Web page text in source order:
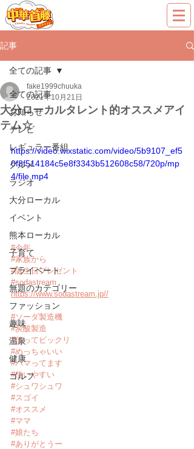
記事
全ての記事
お知らせ
テレビ
レギュラー番組
グルメ
ラジオ
大分ローカル
イベント
熊本ローカル
子育て
プライベート
無題のカテゴリー
ファッション
趣味
温泉
健康
ゴルフ
全ての記事
大分ローカルタレント的オススメアイ
テム☆
fake1999chuuka
2021年10月21日
https://video.wixstatic.com/video/5b9107_ef5
0f8f514184c5e8f3343b512608c58/720p/mp
4/file.mp4
#今年
#家族から
#誕生日プレゼント
#sodastream
https://www.sodastream.jp//
#ソーダ製造機
#炭酸製造
#使ってビックリ
#めっちゃいい
#ハマってます
#使いやすい
#シュワシュワ
#スゴイ
#オススメ
#ママ
#娘たち
#ありがとうー